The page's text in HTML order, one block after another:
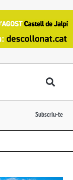
Subscriu-te